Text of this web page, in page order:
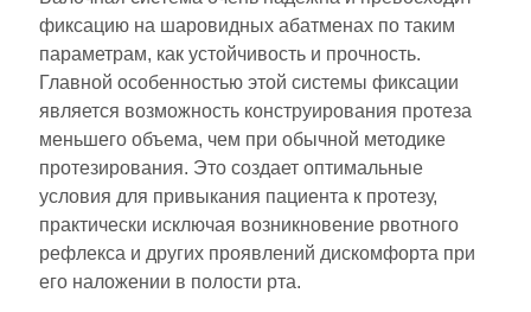
фиксацию на шаровидных абатменах по таким
параметрам, как устойчивость и прочность.
Главной особенностью этой системы фиксации
является возможность конструирования протеза
меньшего объема, чем при обычной методике
протезирования. Это создает оптимальные
условия для привыкания пациента к протезу,
практически исключая возникновение рвотного
рефлекса и других проявлений дискомфорта при
его наложении в полости рта.